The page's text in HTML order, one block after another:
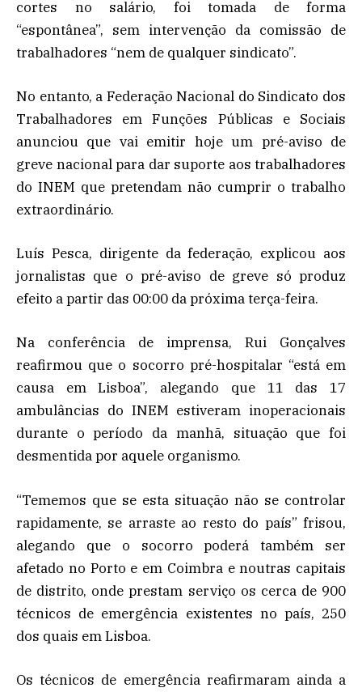
cortes no salário, foi tomada de forma
“espontânea”, sem intervenção da comissão de
trabalhadores “nem de qualquer sindicato”.
No entanto, a Federação Nacional do Sindicato dos
Trabalhadores em Funções Públicas e Sociais
anunciou que vai emitir hoje um pré-aviso de
greve nacional para dar suporte aos trabalhadores
do INEM que pretendam não cumprir o trabalho
extraordinário.
Luís Pesca, dirigente da federação, explicou aos
jornalistas que o pré-aviso de greve só produz
efeito a partir das 00:00 da próxima terça-feira.
Na conferência de imprensa, Rui Gonçalves
reafirmou que o socorro pré-hospitalar “está em
causa em Lisboa”, alegando que 11 das 17
ambulâncias do INEM estiveram inoperacionais
durante o período da manhã, situação que foi
desmentida por aquele organismo.
“Tememos que se esta situação não se controlar
rapidamente, se arraste ao resto do país” frisou,
alegando que o socorro poderá também ser
afetado no Porto e em Coimbra e noutras capitais
de distrito, onde prestam serviço os cerca de 900
técnicos de emergência existentes no país, 250
dos quais em Lisboa.
Os técnicos de emergência reafirmaram ainda a